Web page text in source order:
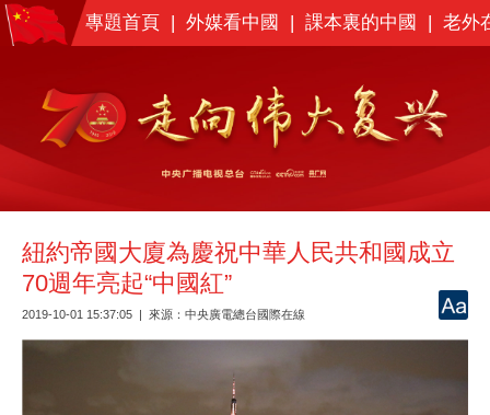
專題首頁 |外媒看中國 |課本裏的中國 |老外
紐約帝國大廈為慶祝中華人民共和國成立
70週年亮起“中國紅”
2019-10-01 15:37:05| 來源：中央廣電總台國際在線